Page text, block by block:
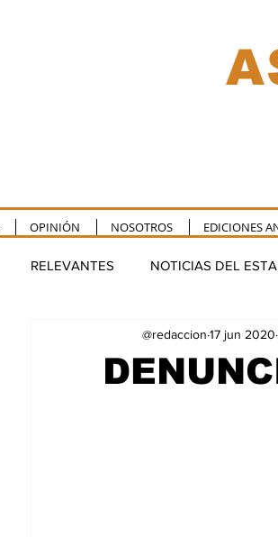
OPINIÓN NOSOTROS EDICIONES
RELEVANTES NOTICIAS DEL
PUERTO MORELOS
@redaccion 17 jun 2020